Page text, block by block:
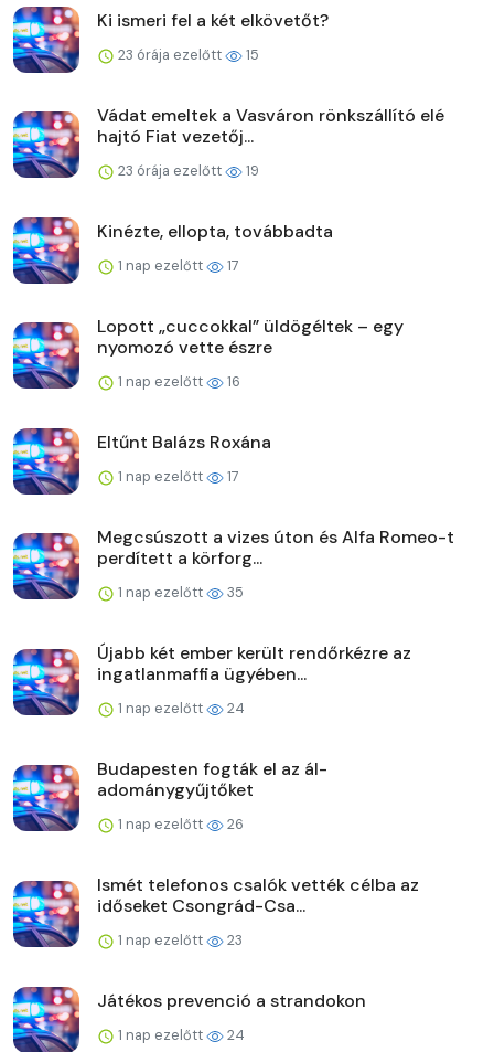
Ki ismeri fel a két elkövetőt?
23 órája ezelőtt 15
Vádat emeltek a Vasváron rönkszállító elé
hajtó Fiat vezetőj...
23 órája ezelőtt 19
Kinézte, ellopta, továbbadta
1 nap ezelőtt 17
Lopott „cuccokkal” üldögéltek – egy
nyomozó vette észre
1 nap ezelőtt 16
Eltűnt Balázs Roxána
1 nap ezelőtt 17
Megcsúszott a vizes úton és Alfa Romeo-t
perdített a körforg...
1 nap ezelőtt 35
Újabb két ember került rendőrkézre az
ingatlanmaffia ügyében...
1 nap ezelőtt 24
Budapesten fogták el az ál-
adománygyűjtőket
1 nap ezelőtt 26
Ismét telefonos csalók vették célba az
időseket Csongrád-Csa...
1 nap ezelőtt 23
Játékos prevenció a strandokon
1 nap ezelőtt 24